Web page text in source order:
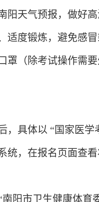
阳天气预报，做好
适度锻炼，避免感
罩（除考试操作需
，具体以 “国家医学
统，在报名页面查看
阳市卫生健康体育